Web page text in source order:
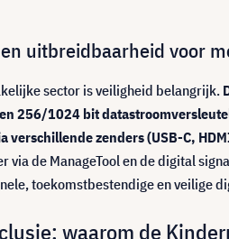
uitbreidbaarheid voor
sector is veiligheid belangrijk.
256/1024 bit
verschillende zenders (USB-C,
via de ManageTool en de digital
toekomstbestendige en veilige
waarom de